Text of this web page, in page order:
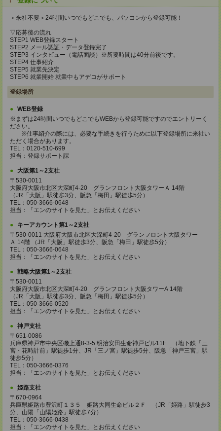
＜来社不要＞24時間いつでもどこでも、パソコンから登録可能！
▽応募後の流れ
STEP1 WEB登録スタート
STEP2 メール認証・データ登録完了
STEP3 インタビュー（電話面談）※所要時間は40分前後です。
STEP4 仕事紹介
STEP5 就業先決定
STEP6 就業開始 就業中もアデコがサポート
登録場所
WEB登録
※まずは24時間いつでもどこでもWEBから登録可能ですのでエントリーく
ださい。
※仕事紹介の際には、必要な手続きを行うために以下登録場所に来社い
ただく場合があります。
TEL：0120-510-699
担当：登録サポート課
大阪第1～2支社
〒530-0011
大阪府大阪市北区大深町4-20 グランフロント大阪タワーＡ 14階
（JR「大阪」駅徒歩3分、阪急「梅田」駅徒歩5分）
TEL：050-3666-0648
担当：「エンのサイトを見た」とお伝えください
キーアカウント第1～2支社
〒530-0011 大阪府大阪市北区大深町4-20 グランフロント大阪タワー
Ａ 14階 （JR「大阪」駅徒歩3分、阪急「梅田」駅徒歩5分）
TEL：050-3666-0648
担当：「エンのサイトを見た」とお伝えください
戦略大阪第1～2支社
〒530-0011
大阪府大阪市北区大深町4-20 グランフロント大阪タワーA 14階
（JR「大阪」駅徒歩3分、阪急「梅田」駅徒歩5分）
TEL：050-3666-0520
担当：「エンのサイトを見た」とお伝えください
神戸支社
〒651-0086
兵庫県神戸市中央区磯上通8-3-5 明治安田生命神戸ビル11F （地下鉄「三
宮・花時計前」駅徒歩1分、JR「三ノ宮」駅徒歩5分、阪急「神戸三宮」駅
徒歩5分）
TEL：050-3666-0376
担当：「エンのサイトを見た」とお伝えください
姫路支社
〒670-0964
兵庫県姫路市豊沢町１３５ 姫路大同生命ビル２Ｆ （JR「姫路」駅徒歩3
分、山陽「山陽姫路」駅徒歩7分）
TEL：050-3666-0438
担当：「エンのサイトを見た」とお伝えください